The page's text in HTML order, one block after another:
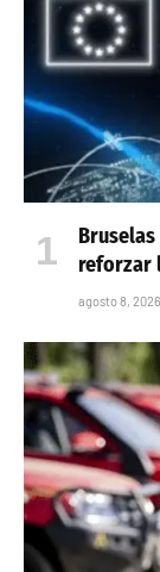
reforzar
agosto 8, 2026